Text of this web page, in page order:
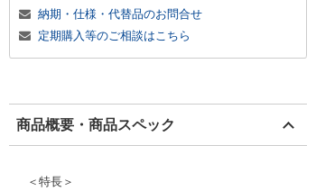
納期・仕様・代替品のお問合せ
定期購入等のご相談はこちら
商品概要・商品スペック
＜特長＞